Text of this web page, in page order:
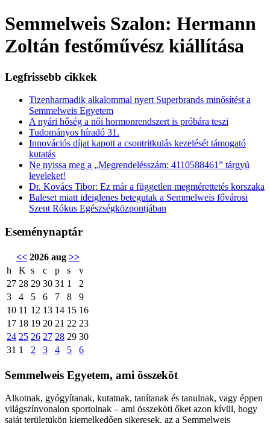
Semmelweis Szalon: Hermann
Zoltán festőművész kiállítása
Legfrissebb cikkek
Tizenharmadik alkalommal nyert Superbrands minősítést a
Semmelweis Egyetem
A nyári hőség a női hormonrendszert is próbára teszi
Tudományos híradó 31.
Innovációs díjat kapott a csontritkulás kezelését támogató
kutatás
Ne nyissa meg a „Megrendelésszám: 4110588461” tárgyú
leveleket!
Dr. Kovács Tibor: Ez már a független megmérettetés korszaka
Baleset miatt ideiglenes betegutak a Semmelweis fővárosi
Szent Rókus Egészségközpontjában
Eseménynaptár
<<2026 aug >>
h
K s c p s
v
27 28 29 30 31 1
2
3
4 5 6 7 8
9
10 11 12 13 14 15 16
17 18 19 20 21 22 23
24 25 26 27 28 29 30
31 1 2 3 4 5 6
Semmelweis Egyetem, ami összeköt
Alkotnak, gyógyítanak, kutatnak, tanítanak és tanulnak, vagy éppen
világszínvonalon sportolnak – ami összeköti őket azon kívül, hogy
saját területükön kiemelkedően sikeresek, az a Semmelweis